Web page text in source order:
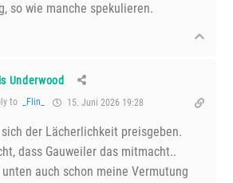
so wie manche spekulieren.
Underwood
to _Flin_ 15. Juni 2026 19:28
der Lächerlichkeit preisgeben.
dass Gauweiler das mitmacht..
auch schon meine Vermutung